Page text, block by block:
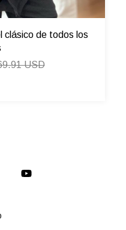
clásico de todos los
USD